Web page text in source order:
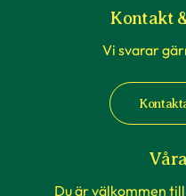
Kontakt
Vi svarar
Du är välkommen